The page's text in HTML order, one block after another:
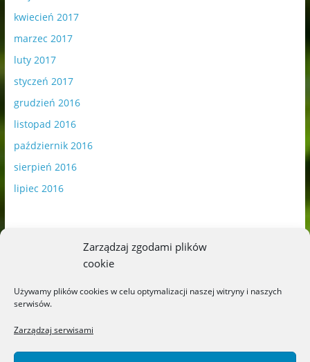
Zarządzaj zgodami plików
cookie
Używamy plików cookies w celu optymalizacji naszej witryny i naszych
serwisów.
Zarządzaj serwisami
kwiecień 2017
marzec 2017
luty 2017
styczeń 2017
grudzień 2016
listopad 2016
październik 2016
sierpień 2016
lipiec 2016